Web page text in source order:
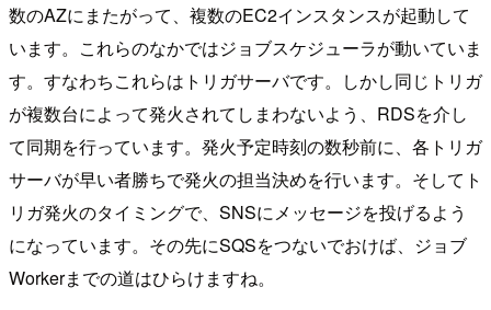
数のAZにまたがって、複数のEC2インスタンスが起動して
います。これらのなかではジョブスケジューラが動いていま
す。すなわちこれらはトリガサーバです。しかし同じトリガ
が複数台によって発火されてしまわないよう、RDSを介し
て同期を行っています。発火予定時刻の数秒前に、各トリガ
サーバが早い者勝ちで発火の担当決めを行います。そしてト
リガ発火のタイミングで、SNSにメッセージを投げるよう
になっています。その先にSQSをつないでおけば、ジョブ
Workerまでの道はひらけますね。